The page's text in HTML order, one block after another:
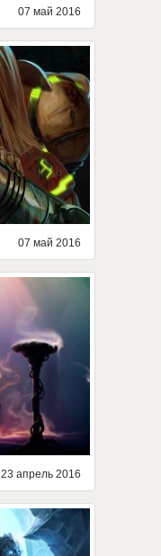
07 май 2016
07 май 2016
23 апрель 2016